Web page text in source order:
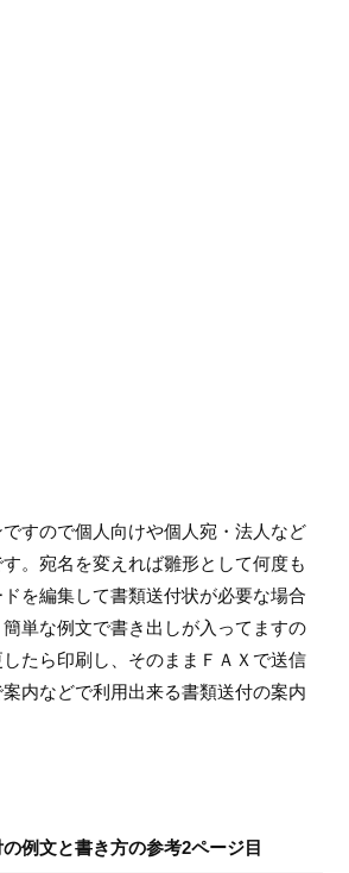
すので個人向けや個人宛・法人など
。宛名を変えれば雛形として何度も
を編集して書類送付状が必要な場合
単な例文で書き出しが入ってますの
たら印刷し、そのままＦＡＸで送信
内などで利用出来る書類送付の案内
例文と書き方の参考2ページ目